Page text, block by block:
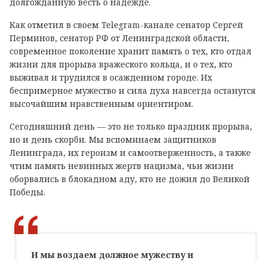
Как отметил в своем Telegram-канале сенатор Сергей
Перминов, сенатор РФ от Ленинградской области,
современное поколение хранит память о тех, кто отдал
жизни для прорыва вражеского кольца, и о тех, кто
выживал и трудился в осажденном городе. Их
беспримерное мужество и сила духа навсегда останутся
высочайшим нравственным ориентиром.
Сегодняшний день — это не только праздник прорыва,
но и день скорби. Мы вспоминаем защитников
Ленинграда, их героизм и самоотверженность, а также
чтим память невинных жертв нацизма, чьи жизни
оборвались в блокадном аду, кто не дожил до Великой
Победы.
И мы воздаем должное мужеству и